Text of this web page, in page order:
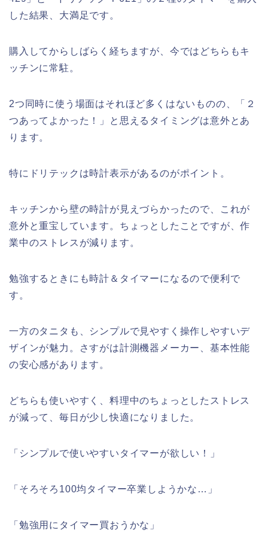
した結果、大満足です。
購入してからしばらく経ちますが、今ではどちらもキ
ッチンに常駐。
2つ同時に使う場面はそれほど多くはないものの、「２
つあってよかった！」と思えるタイミングは意外とあ
ります。
特にドリテックは時計表示があるのがポイント。
キッチンから壁の時計が見えづらかったので、これが
意外と重宝しています。ちょっとしたことですが、作
業中のストレスが減ります。
勉強するときにも時計＆タイマーになるので便利で
す。
一方のタニタも、シンプルで見やすく操作しやすいデ
ザインが魅力。さすがは計測機器メーカー、基本性能
の安心感があります。
どちらも使いやすく、料理中のちょっとしたストレス
が減って、毎日が少し快適になりました。
「シンプルで使いやすいタイマーが欲しい！」
「そろそろ100均タイマー卒業しようかな…」
「勉強用にタイマー買おうかな」